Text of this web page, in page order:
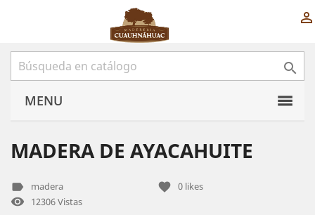


MENU
MADERA DE AYACAHUITE
label madera favorite 0 likes
remove_red_eye 12306 Vistas